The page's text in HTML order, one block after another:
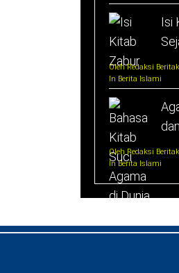
Isi
Oleh Redaksi
In Berita Islami
Oleh Redaksi
In Berita Islami